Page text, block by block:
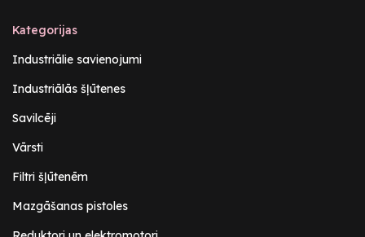
Kategorijas
Industriālie savienojumi
Industriālās šļūtenes
Savilcēji
Vārsti
Filtri šļūtenēm
Mazgāšanas pistoles